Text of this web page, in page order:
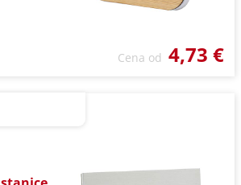
Cena od 4,73 €